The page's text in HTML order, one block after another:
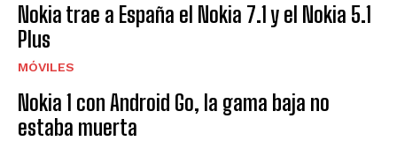
Nokia trae a España el Nokia 7.1 y el Nokia 5.1
Plus
MÓVILES
Nokia 1 con Android Go, la gama baja no
estaba muerta